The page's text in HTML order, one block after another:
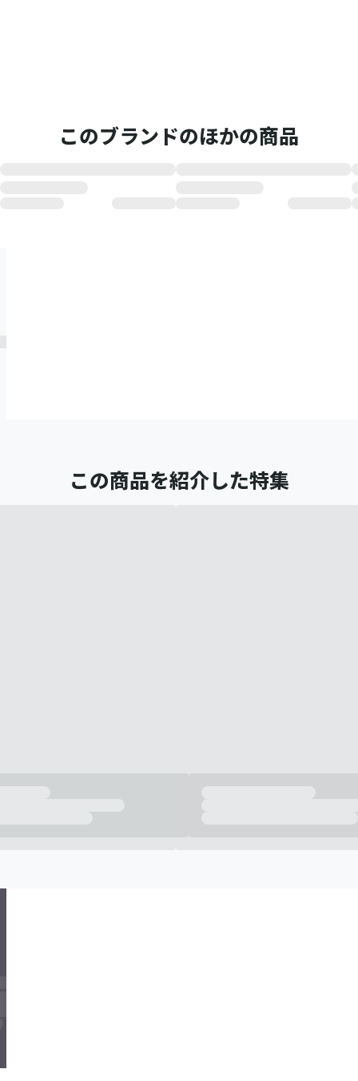
このブランドのほかの商品
この商品を紹介した特集